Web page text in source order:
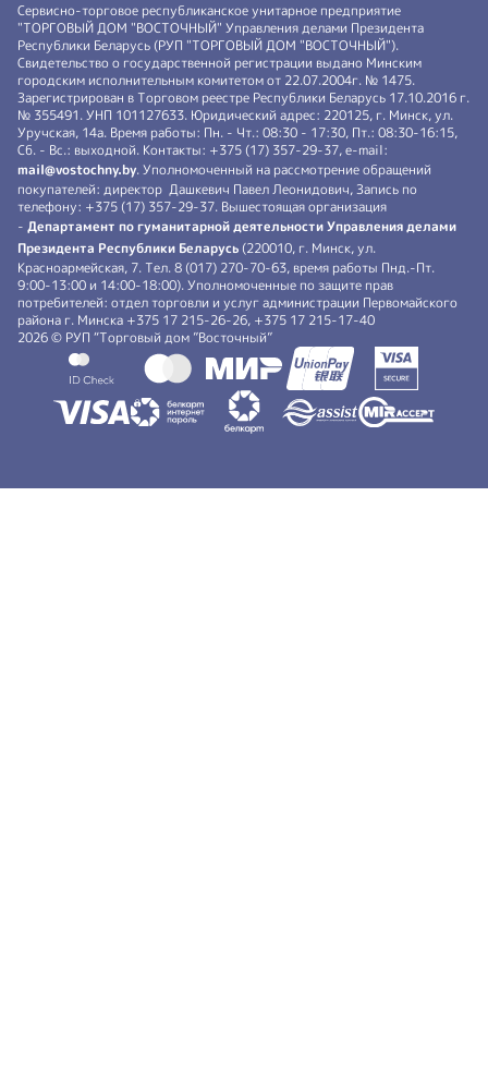
Сервисно-торговое республиканское унитарное предприятие
"ТОРГОВЫЙ ДОМ "ВОСТОЧНЫЙ" Управления делами Президента
Республики Беларусь (РУП "ТОРГОВЫЙ ДОМ "ВОСТОЧНЫЙ").
Свидетельство о государственной регистрации выдано Минским
городским исполнительным комитетом от 22.07.2004г. № 1475.
Зарегистрирован в Торговом реестре Республики Беларусь 17.10.2016 г.
№ 355491. УНП 101127633. Юридический адрес: 220125, г. Минск, ул.
Уручская, 14а. Время работы: Пн. - Чт.: 08:30 - 17:30, Пт.: 08:30-16:15,
Сб. - Вс.: выходной. Контакты: +375 (17) 357-29-37, e-mail:
mail@vostochny.by. Уполномоченный на рассмотрение обращений
покупателей: директор Дашкевич Павел Леонидович, Запись по
телефону: +375 (17) 357-29-37. Вышестоящая организация
- Департамент по гуманитарной деятельности Управления делами
Президента Республики Беларусь (220010, г. Минск, ул.
Красноармейская, 7. Тел. 8 (017) 270-70-63, время работы Пнд.-Пт.
9:00-13:00 и 14:00-18:00). Уполномоченные по защите прав
потребителей: отдел торговли и услуг администрации Первомайского
района г. Минска +375 17 215-26-26, +375 17 215-17-40
2026 © РУП “Торговый дом ”Восточный”